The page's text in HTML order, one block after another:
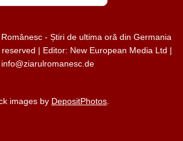
- Știri de ultima oră din Germania
| Editor: New European Media Ltd |
info@ziarulromanesc.de
images by DepositPhotos